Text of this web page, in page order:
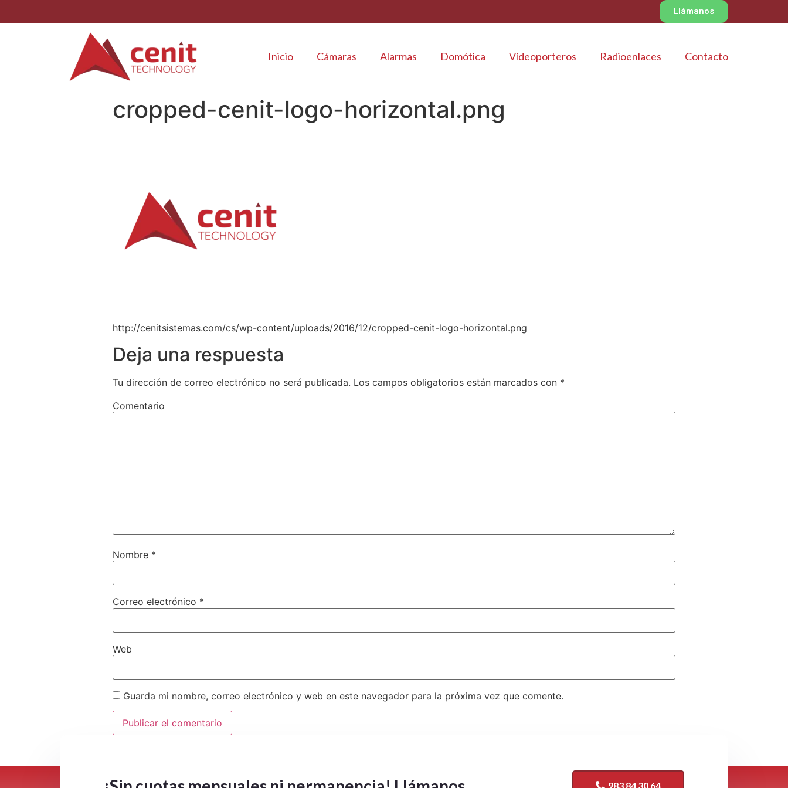
Llámanos
Inicio Cámaras Alarmas Domótica Vídeoporteros Radioenlaces Contacto
cropped-cenit-logo-horizontal.png
http://cenitsistemas.com/cs/wp-content/uploads/2016/12/cropped-cenit-logo-horizontal.png
Deja una respuesta
Tu dirección de correo electrónico no será publicada. Los campos obligatorios están marcados con *
Comentario
Nombre *
Correo electrónico *
Web
Guarda mi nombre, correo electrónico y web en este navegador para la próxima vez que comente.
983 84 30 64